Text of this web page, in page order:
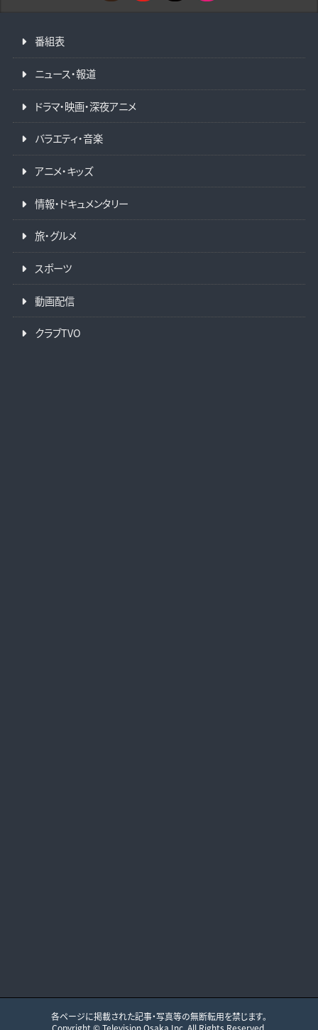
番組表
ニュース・報道
ドラマ・映画・深夜アニメ
バラエティ・音楽
アニメ・キッズ
情報・ドキュメンタリー
旅・グルメ
スポーツ
動画配信
クラブTVO
各ページに掲載された記事・写真等の無断転用を禁じます。